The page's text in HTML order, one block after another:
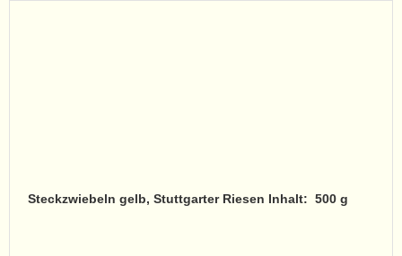
Steckzwiebeln gelb, Stuttgarter Riesen Inhalt: 500 g